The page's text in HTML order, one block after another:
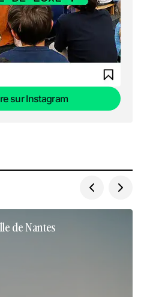
sur Instagram
de Nantes